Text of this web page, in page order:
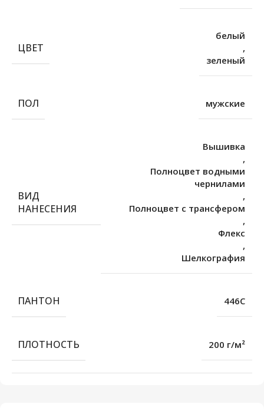
ЦВЕТ
белый
,
зеленый
ПОЛ мужские
ВИД
НАНЕСЕНИЯ
Вышивка
,
Полноцвет водными
чернилами
,
Полноцвет с трансфером
,
Флекс
,
Шелкография
ПАНТОН 446C
ПЛОТНОСТЬ 200 г/м²